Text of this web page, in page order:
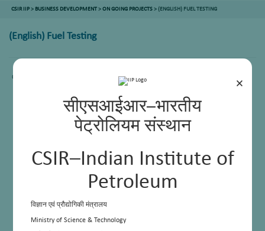
×
सीएसआईआर–भारतीय
पेट्रोलियम संस्थान
CSIR–Indian Institute of
Petroleum
विज्ञान एवं प्रौद्योगिकी मंत्रालय
Ministry of Science & Technology
CSIR IIP> BUSINESS DEVELOPMENT>ON GOING PROJECTS> (ENGLISH) FUEL TESTING
(English) Fuel Testing
Content not available.